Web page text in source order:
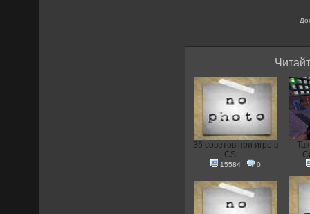
36 советов при игре в
CS:
15584| 0